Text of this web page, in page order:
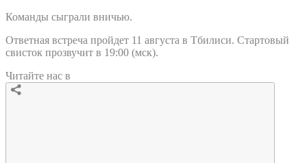
Команды сыграли вничью.
Ответная встреча пройдет 11 августа в Тбилиси. Стартовый
свисток прозвучит в 19:00 (мск).
Читайте нас в